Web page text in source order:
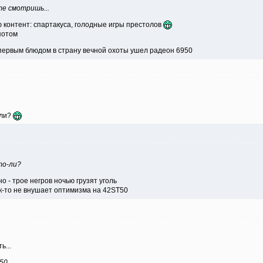
смотришь...
спартакуса, голодные игры престолов
блюдом в страну вечной охоты ушел радеон 6950
ли?
- трое негров ночью грузят уголь
то не внушает оптимизма на 42ST50